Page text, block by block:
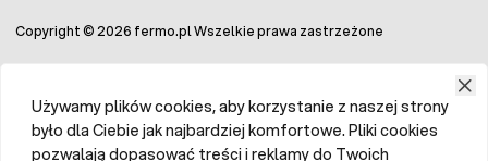
gładkiej skóry.
Skubanie przy użyciu skubarki trwa znacznie szybciej,
aniżeli ręczne. Wirujący bęben maszyny, wewnątrz którego
umieszczone są gumowe palce, jest w stanie w ciągu kilku
minut oskubać wiele ptaków jednocześnie. W zależności
od potrzeb dostępne sąmałe skubarki do drobiu
Copyright © 2026 fermo.pl Wszelkie prawa zastrzeżone
Używamy plików cookies, aby korzystanie z naszej strony
było dla Ciebie jak najbardziej komfortowe. Pliki cookies
pozwalają dopasować treści i reklamy do Twoich